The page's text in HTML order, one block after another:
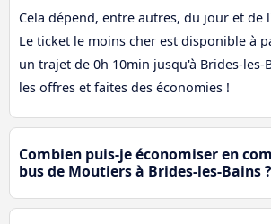
Cela dépend, entre autres, du jour et de
Le ticket le moins cher est disponible à
un trajet de 0h 10min jusqu'à Brides-les-
les offres et faites des économies !
Combien puis-je économiser en
bus de Moutiers à Brides-les-Bains ?